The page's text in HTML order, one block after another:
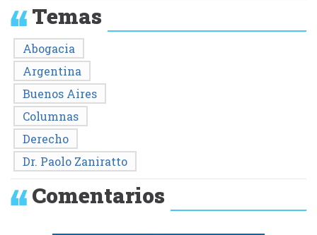
Temas
Abogacia
Argentina
Buenos Aires
Columnas
Derecho
Dr. Paolo Zaniratto
Comentarios